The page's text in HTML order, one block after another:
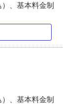
、基本料金制
、基本料金制